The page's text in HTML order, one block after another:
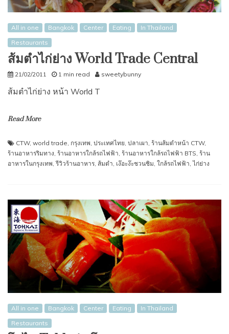
All in one Bangkok Center Eating
In Thailand
Restaurants
ส้มตำไก่ย่าง World Trade Central
21/02/2011 1 min read sweetybunny
ส้มตำไก่ย่าง หน้า World T
Read More
CTW, world trade, กรุงเทพ, ประเทศไทย, ปลาเผา, ร้านส้มตำหน้า CTW,
ร้านอาหารริมทาง, ร้านอาหารใกล้รถไฟฟ้า, ร้านอาหารใกล้รถไฟฟ้า BTS, ร้าน
อาหารในกรุงเทพ,รีวิวร้านอาหาร, ส้มตำ, เง๊อะง๊ะชวนชิม, ใกล้รถไฟฟ้า,ไก่ย่าง
All in one Bangkok Center Eating
In Thailand
Restaurants